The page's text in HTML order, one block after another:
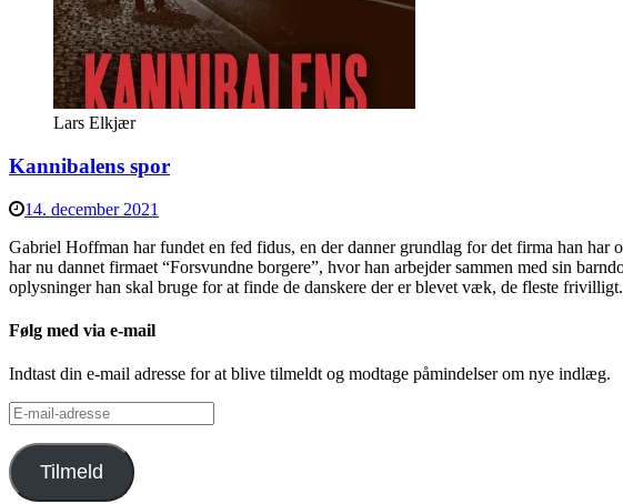
Lars Elkjær
Kannibalens spor
14. december 2021
Gabriel Hoffman har fundet en fed fidus, en der danner grundlag for det firma han
har nu dannet firmaet “Forsvundne borgere”, hvor han arbejder sammen med sin
oplysninger han skal bruge for at finde de danskere der er blevet væk, de fleste
Følg med via e-mail
Indtast din e-mail adresse for at blive tilmeldt og modtage påmindelser om nye indlæg.
E-
mail-
adresse
Tilmeld